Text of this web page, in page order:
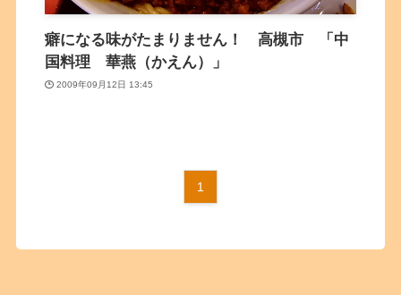
癖になる味がたまりません！ 高槻市 「中
国料理 華燕（かえん）」
2009年09月12日 13:45
1